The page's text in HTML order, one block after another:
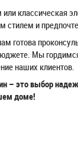
классическая
стилем и
готова
Мы
наших клиентов.
– это выбор
доме!